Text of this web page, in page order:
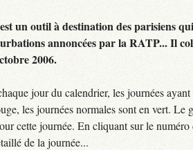
un outil à destination des parisiens
annoncées par la RATP... Il
2006.
jour du calendrier, les journées
les journées normales sont en vert. Le
cette journée. En cliquant sur le
de la journée...